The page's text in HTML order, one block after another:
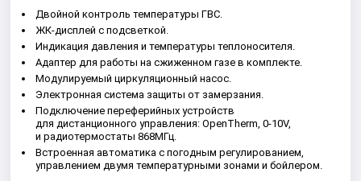
Двойной контроль температуры ГВС.
ЖК-дисплей с подсветкой.
Индикация давления и температуры теплоносителя.
Адаптер для работы на сжиженном газе в комплекте.
Модулируемый циркуляционный насос.
Электронная система защиты от замерзания.
Подключение переферийных устройств
для дистанционного управления: OpenTherm, 0-10V,
и радиотермостаты 868МГц.
Встроенная автоматика с погодным регулированием,
управлением двумя температурными зонами и бойлером.